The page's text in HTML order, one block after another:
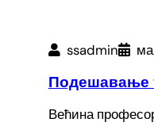
ssadmin
Подешавање
Већина